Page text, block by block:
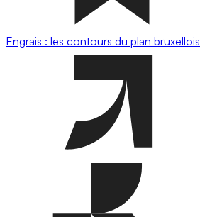
Engrais : les contours du plan bruxellois